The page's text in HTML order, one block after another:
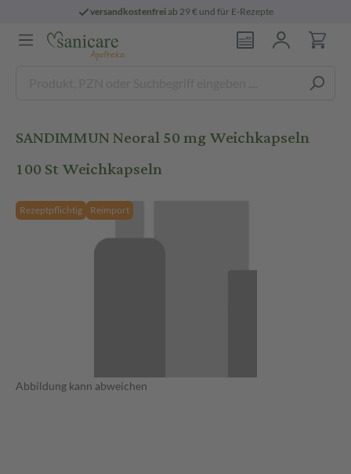
versandkostenfreiab 29 € und für E-Rezepte
SANDIMMUN Neoral 50 mg Weichkapseln
100 St Weichkapseln
Rezeptpflichtig Reimport
Abbildung kann abweichen